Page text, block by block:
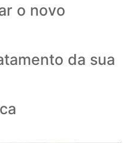
o novo
da sua